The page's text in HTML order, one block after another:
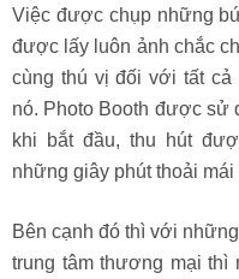
Việc được chụp những
được lấy luôn ảnh chắc
cùng thú vị đối với tất
nó. Photo Booth được sử
khi bắt đầu, thu hút
những giây phút thoải
Bên cạnh đó thì với
trung tâm thương mại thì